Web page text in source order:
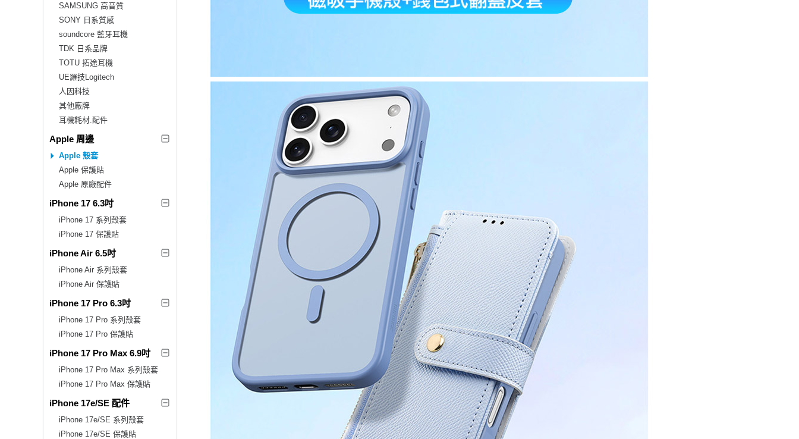
SAMSUNG 高音質
SONY 日系質感
soundcore 藍牙耳機
TDK 日系品牌
TOTU 拓途耳機
UE羅技Logitech
人因科技
其他廠牌
耳機耗材.配件
Apple 周邊
Apple 殼套
Apple 保護貼
Apple 原廠配件
iPhone 17 6.3吋
iPhone 17 系列殼套
iPhone 17 保護貼
iPhone Air 6.5吋
iPhone Air 系列殼套
iPhone Air 保護貼
iPhone 17 Pro 6.3吋
iPhone 17 Pro 系列殼套
iPhone 17 Pro 保護貼
iPhone 17 Pro Max 6.9吋
iPhone 17 Pro Max 系列殼套
iPhone 17 Pro Max 保護貼
iPhone 17e/SE 配件
iPhone 17e/SE 系列殼套
iPhone 17e/SE 保護貼